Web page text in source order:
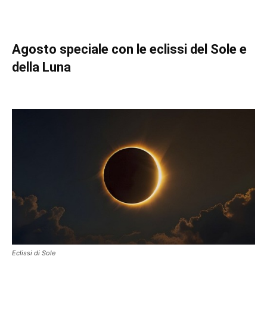
Agosto speciale con le eclissi del Sole e
della Luna
Eclissi di Sole